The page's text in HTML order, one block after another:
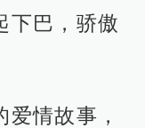
下巴，骄傲
情故事，